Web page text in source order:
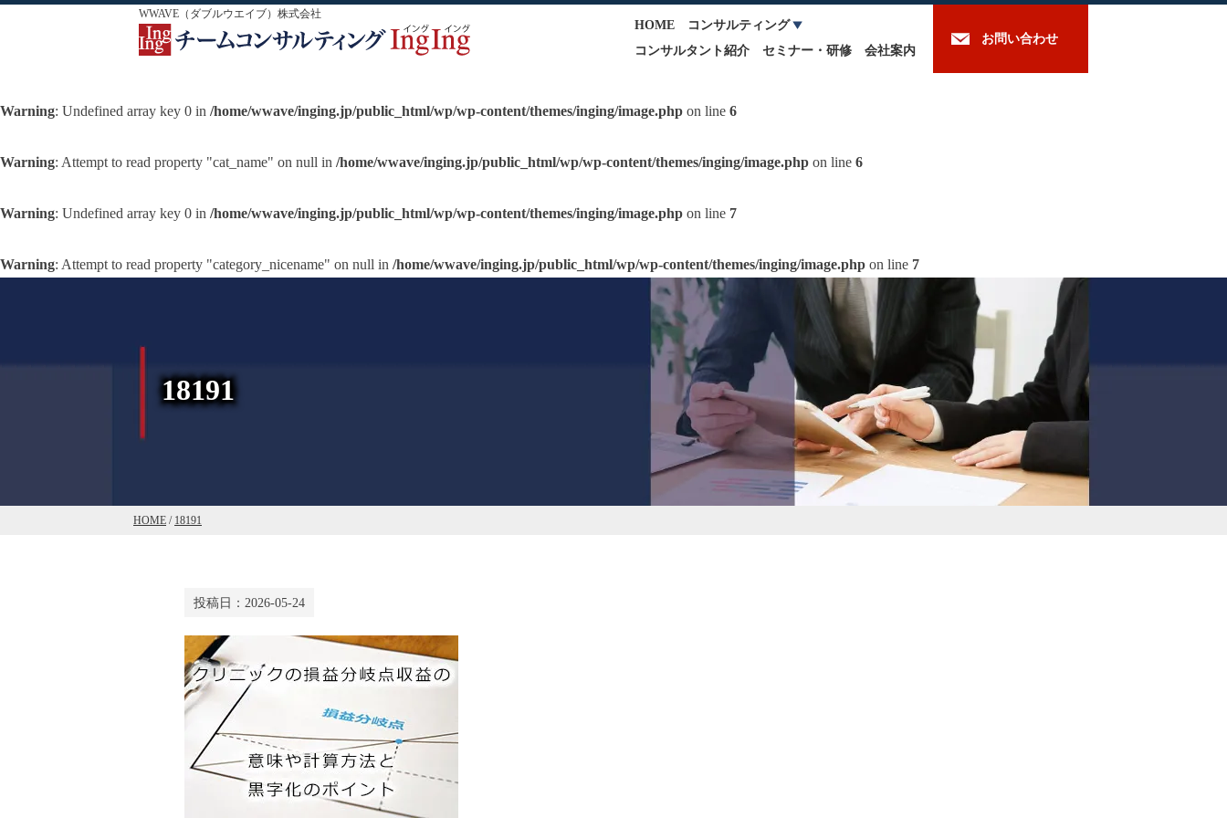
WWAVE（ダブルウエイブ）株式会社
お問い合わせ
HOME
コンサルティング
コンサルタント紹介
セミナー・研修 会社案内
Warning: Undefined array key 0 in /home/wwave/inging.jp/public_html/wp/wp-content/themes/inging/image.php on line 6
Warning: Attempt to read property "cat_name" on null in /home/wwave/inging.jp/public_html/wp/wp-content/themes/inging/image.php on line 6
Warning: Undefined array key 0 in /home/wwave/inging.jp/public_html/wp/wp-content/themes/inging/image.php on line 7
Warning: Attempt to read property "category_nicename" on null in /home/wwave/inging.jp/public_html/wp/wp-content/themes/inging/image.php on line 7
18191
HOME / 18191
投稿日： 2026-05-24